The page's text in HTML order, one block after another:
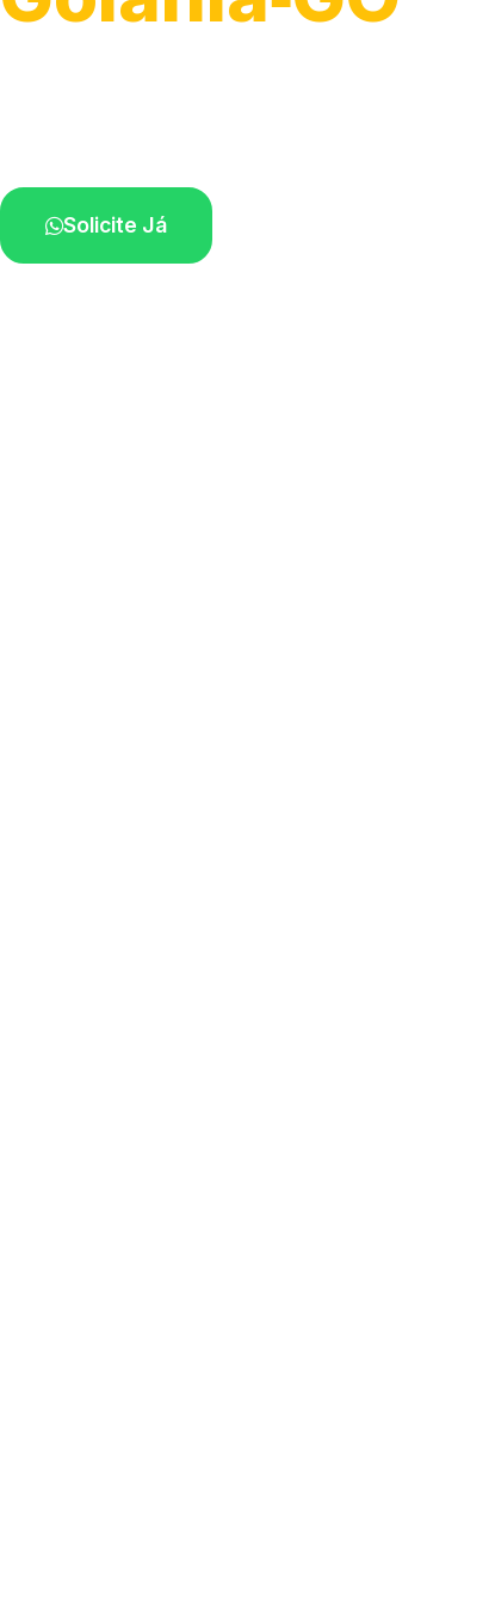
Solicite Já